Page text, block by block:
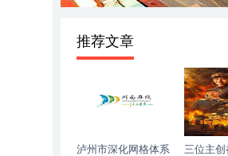
推荐文章
泸州市深化网格体系
三位主创